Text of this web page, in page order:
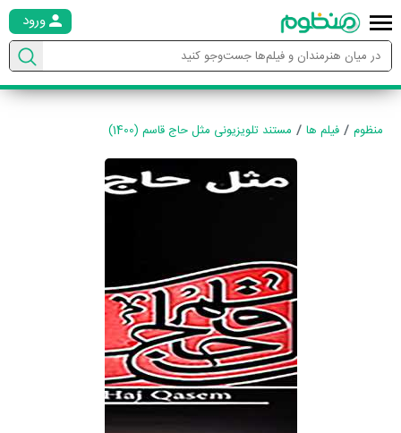
ورود
منظوم فیلم ها مستند تلویزیونی مثل حاج قاسم (1400)